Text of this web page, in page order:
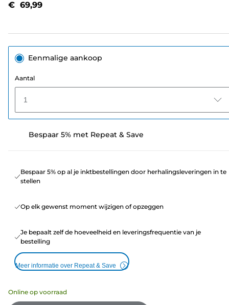
€ 69,99
Eenmalige aankoop
Aantal
1
Bespaar 5% met Repeat & Save
Bespaar 5% op al je inktbestellingen door herhalingsleveringen in te
stellen
Op elk gewenst moment wijzigen of opzeggen
Je bepaalt zelf de hoeveelheid en leveringsfrequentie van je
bestelling
Meer informatie over Repeat & Save
Online op voorraad